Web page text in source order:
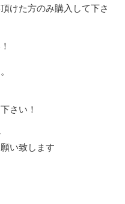
けた方のみ購入して下さ
さい！
い致します